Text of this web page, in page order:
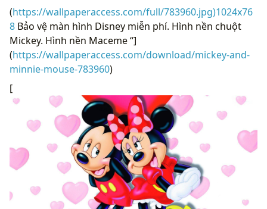
(https://wallpaperaccess.com/full/783960.jpg)1024x76
8 Bảo vệ màn hình Disney miễn phí. Hình nền chuột
Mickey. Hình nền Maceme “]
(https://wallpaperaccess.com/download/mickey-and-
minnie-mouse-783960)
[